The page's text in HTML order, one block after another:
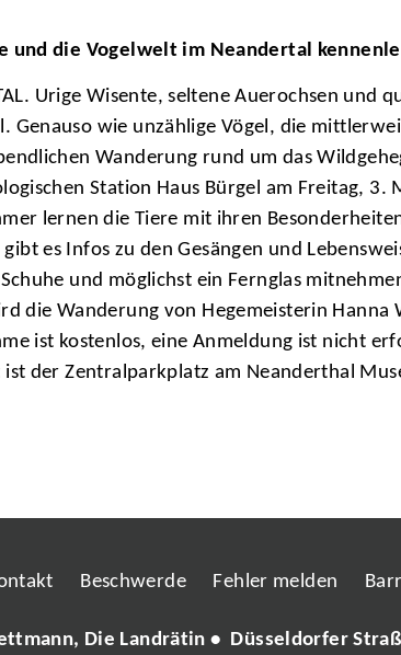
und die Vogelwelt im Neandertal
Urige Wisente, seltene Auerochsen
Genauso wie unzählige Vögel, die
Wanderung rund um das
Station Haus Bürgel am Freitag,
lernen die Tiere mit ihren
es Infos zu den Gesängen und
und möglichst ein Fernglas
die Wanderung von Hegemeisterin
ist kostenlos, eine Anmeldung ist nicht
der Zentralparkplatz am Neanderthal
Beschwerde Fehler melden
Die Landrätin • Düsseldorfer